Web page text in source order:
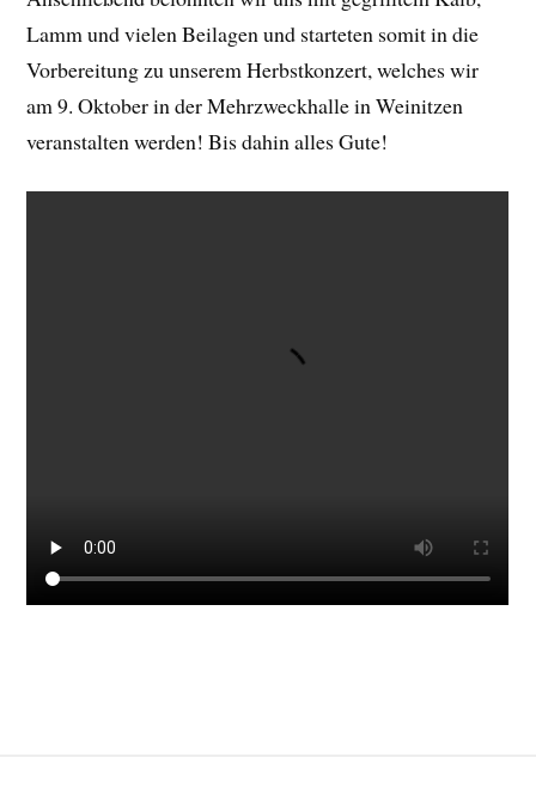
Lamm und vielen Beilagen und starteten somit in die
Vorbereitung zu unserem Herbstkonzert, welches wir
am 9. Oktober in der Mehrzweckhalle in Weinitzen
veranstalten werden! Bis dahin alles Gute!